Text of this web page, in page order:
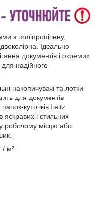
з поліпропілену,
Ідеально
документів і окремих
для надійного
накопичувачі та лотки
для документів
куточків Leitz
яскравих і стильних
робочому місцю або
/ м².